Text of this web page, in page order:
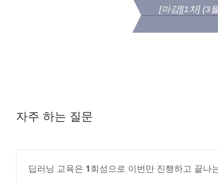
[마감][1차] (3
자주 하는 질문
딥러닝 교육은 1회성으로 이번만 진행하고 끝나